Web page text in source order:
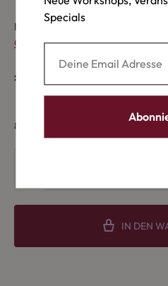
Mit deiner Buchung erklärst du
Geschäftsbedingungen
€ 75,00
8 vorrätig
IN DEN
Specials